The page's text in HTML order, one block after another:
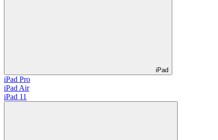
iPad
iPad Pro
iPad Air
iPad 11